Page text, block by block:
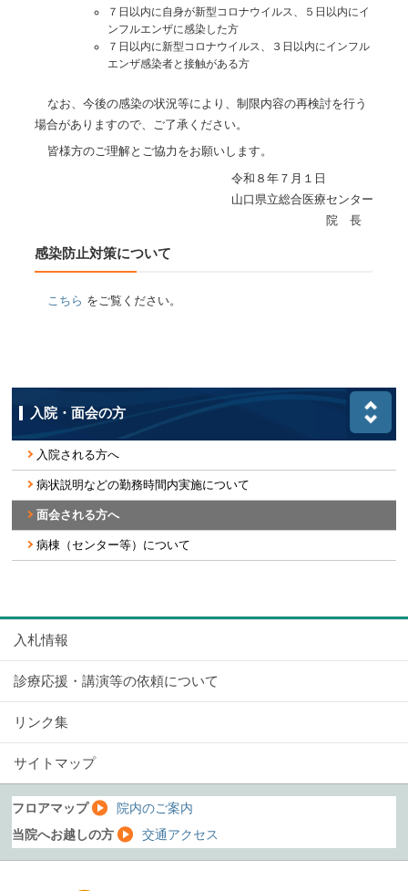
７日以内に自身が新型コロナウイルス、５日以内にイ
ンフルエンザに感染した方
７日以内に新型コロナウイルス、３日以内にインフル
エンザ感染者と接触がある方
なお、今後の感染の状況等により、制限内容の再検討を行う
場合がありますので、ご了承ください。
皆様方のご理解とご協力をお願いします。
令和８年７月１日
山口県立総合医療センター
院 長
感染防止対策について
こちら をご覧ください。
入院・面会の方
入院される方へ
病状説明などの勤務時間内実施について
面会される方へ
病棟（センター等）について
入札情報
診療応援・講演等の依頼について
リンク集
サイトマップ
フロアマップ
院内のご案内
当院へお越しの方
交通アクセス